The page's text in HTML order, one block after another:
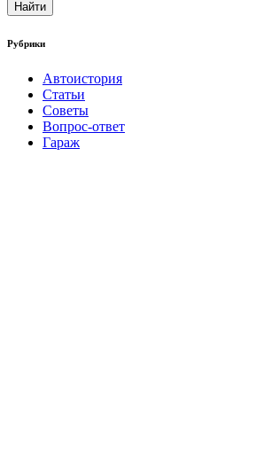
Найти
Рубрики
Автоистория
Статьи
Советы
Вопрос-ответ
Гараж